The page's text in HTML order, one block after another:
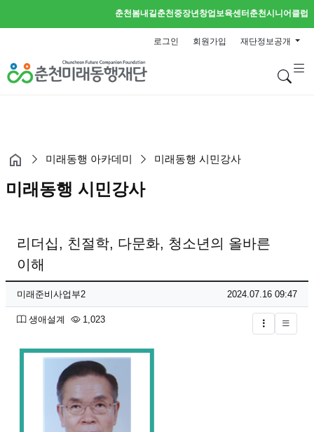
춘천봄내길춘천중장년창업보육센터 춘천시니어클럽
로그인 회원가입 재단정보공개
검
미래동행 아카데미 미래동행 시민강사
미래동행 시민강사
리더십, 친절학, 다문화, 청소년의 올바른
이해
페이지 정보
작성자
미래준비사업부2 작성일
2024.07.16 09:47
분류
생애설계 1,023조회
글버튼
본문